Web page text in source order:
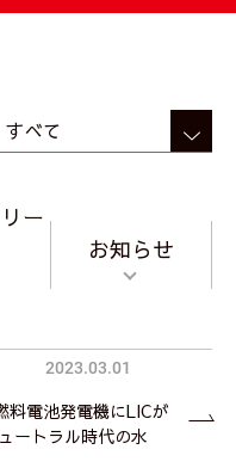
ー
お知らせ
料電池発電機にLICが
ートラル時代の水
2023.03.01